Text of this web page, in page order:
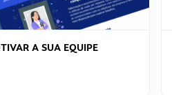
A SUA EQUIPE